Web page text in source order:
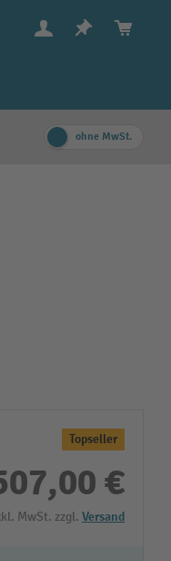
ohne MwSt.
Topseller
€
MwSt. zzgl. Versand